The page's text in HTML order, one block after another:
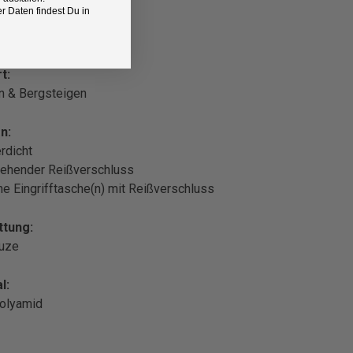
& Bergsteigen
Reißverschluss
Eingrifftasche(n) mit Reißverschluss
Daten findest Du in